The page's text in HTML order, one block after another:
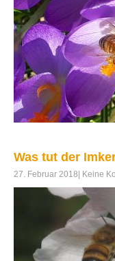
Was tut der
27. Februar 2018 Keine